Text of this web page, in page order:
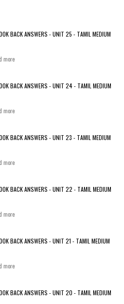
BACK ANSWERS - UNIT 25 - TAMIL MEDIUM
more
BACK ANSWERS - UNIT 24 - TAMIL MEDIUM
more
BACK ANSWERS - UNIT 23 - TAMIL MEDIUM
more
BACK ANSWERS - UNIT 22 - TAMIL MEDIUM
more
BACK ANSWERS - UNIT 21 - TAMIL MEDIUM
more
BACK ANSWERS - UNIT 20 - TAMIL MEDIUM